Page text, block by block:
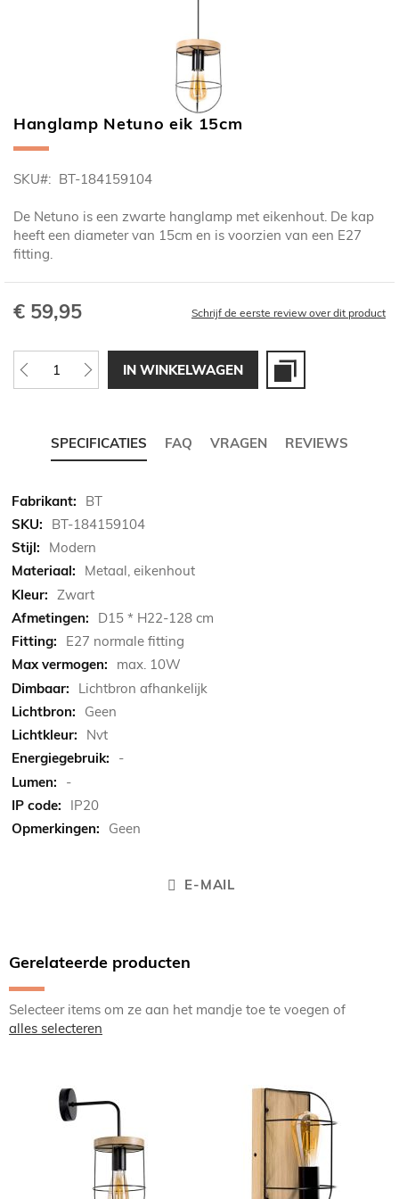
Ga
naar
begin
de
afbeeldingen-
gallerij
Hanglamp Netuno eik 15cm
SKU BT-184159104
De Netuno is een zwarte hanglamp met eikenhout. De kap
heeft een diameter van 15cm en is voorzien van een E27
fitting.
€ 59,95 Schrijf de eerste review over dit product
IN WINKELWAGEN
SPECIFICATIES FAQ VRAGEN REVIEWS
Meer
informatie
BT
BT-184159104
Modern
Metaal, eikenhout
Zwart
D15 * H22-128 cm
E27 normale fitting
max. 10W
Lichtbron afhankelijk
Geen
Nvt
-
-
IP20
Geen
E-MAIL
Gerelateerde producten
Selecteer items om ze aan het mandje toe te voegen of
alles selecteren